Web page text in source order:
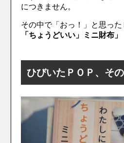
につきません。
その中で「おっ！」と思っ
「ちょうどいい」ミニ財布」
ひびいたＰＯＰ、そ